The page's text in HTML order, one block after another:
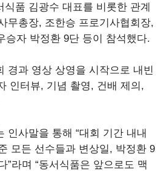
품 김광수 대표를 비롯한 관계
무총장, 조한승 프로기사협회장,
승자 박정환 9단 등이 참석했다.
경과 영상 상영을 시작으로 내빈
인터뷰, 기념 촬영, 건배 제의,
인사말을 통해 “대회 기간 내내
모든 선수들과 변상일, 박정환 9
”라며 “동서식품은 앞으로도 맥